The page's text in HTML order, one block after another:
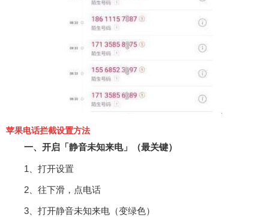
苹果电话拦截设置方法
一、开启「静音未知来电」（最关键）
1、打开设置
2、往下滑，点电话
3、打开静音未知来电（变绿色）